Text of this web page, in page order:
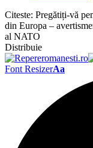
Citeste: Pregătiți-vă
din Europa –
al NATO
Distribuie
Font ResizerAa